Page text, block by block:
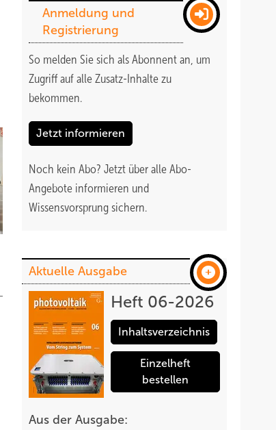
Anmeldung und
Registrierung
So melden Sie sich als Abonnent an, um
Zugriff auf alle Zusatz-Inhalte zu
bekommen.
Jetzt informieren
Noch kein Abo? Jetzt über alle Abo-
Angebote informieren und
Wissensvorsprung sichern.
Aktuelle Ausgabe
Heft 06-2026
Inhaltsverzeichnis
Einzelheft
bestellen
Aus der Ausgabe: